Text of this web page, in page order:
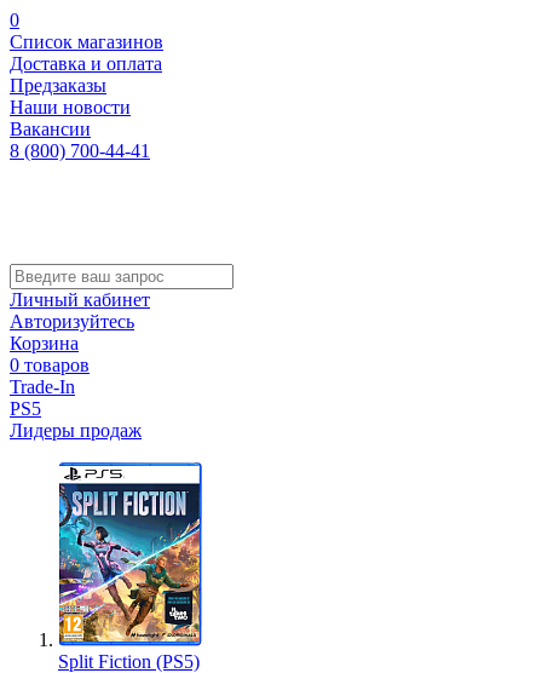
0
Список магазинов
Доставка и оплата
Предзаказы
Наши новости
Вакансии
8 (800) 700-44-41
Личный кабинет
Авторизуйтесь
Корзина
0 товаров
Trade-In
PS5
Лидеры продаж
Split Fiction (PS5)